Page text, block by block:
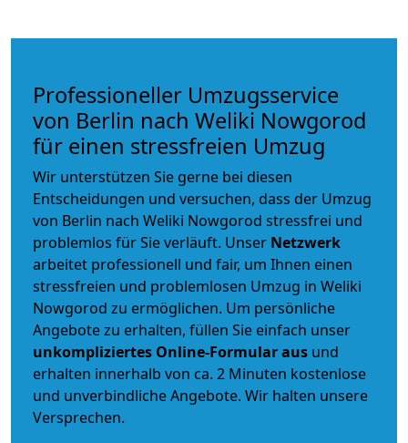
Professioneller Umzugsservice
von Berlin nach Weliki Nowgorod
für einen stressfreien Umzug
Wir unterstützen Sie gerne bei diesen
Entscheidungen und versuchen, dass der Umzug
von Berlin nach Weliki Nowgorod stressfrei und
problemlos für Sie verläuft. Unser Netzwerk
arbeitet professionell und fair, um Ihnen einen
stressfreien und problemlosen Umzug in Weliki
Nowgorod zu ermöglichen. Um persönliche
Angebote zu erhalten, füllen Sie einfach unser
unkompliziertes Online-Formular aus und
erhalten innerhalb von ca. 2 Minuten kostenlose
und unverbindliche Angebote. Wir halten unsere
Versprechen.